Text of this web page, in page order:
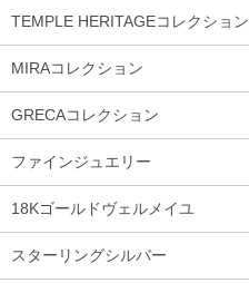
TEMPLE HERITAGEコレクション
MIRAコレクション
GRECAコレクション
ファインジュエリー
18Kゴールドヴェルメイユ
スターリングシルバー